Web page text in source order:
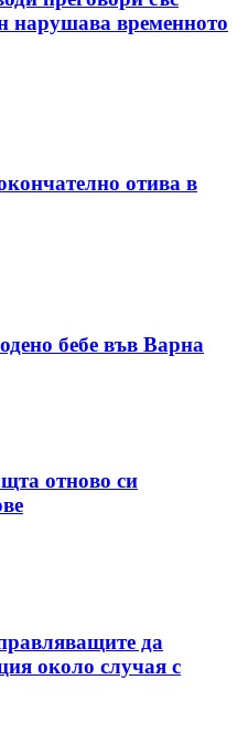
временното
отива в
бебе във Варна
отново си
да
около случая с